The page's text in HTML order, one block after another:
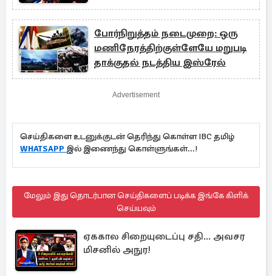
போர்நிறுத்தம் நடைமுறை: ஒரு
மணிநேரத்திற்குள்ளேயே மறுபடி
தாக்குதல் நடத்திய இஸ்ரேல்
Advertisement
செய்திகளை உடனுக்குடன் தெரிந்து கொள்ள IBC தமிழ்
WHATSAPP இல் இணைந்து கொள்ளுங்கள்...!
மேலும் இது தொடர்பான செய்திகளைப் படிக்க இங்கே கிளிக்
செய்யவும்
ஏககால சிறையுடைப்பு சதி... அவசர
மிசனில் அநுர!